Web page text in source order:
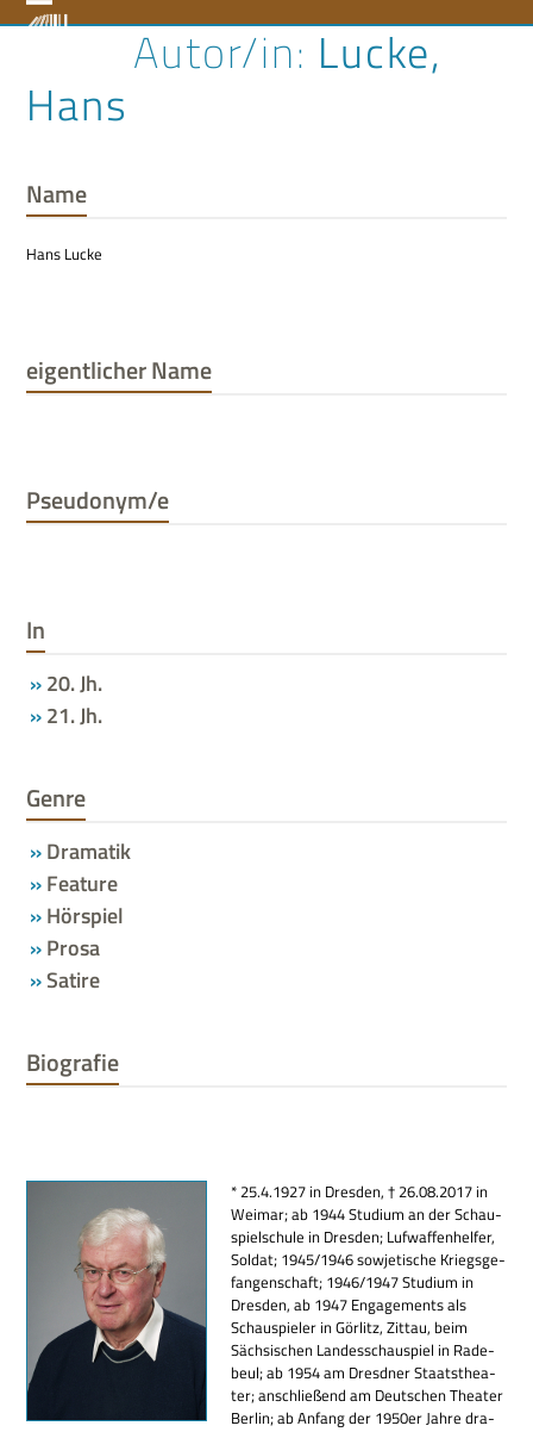
to Open
menu
Close
menu
Lucke,
Hans
Name
Hans Lucke
eigentlicher Name
Pseudonym/e
In
20. Jh.
21. Jh.
Genre
Dramatik
Feature
Hörspiel
Prosa
Satire
Biografie
* 25.4.1927 in Dres­den, † 26.08.2017 in
Wei­mar; ab 1944 Stu­dium an der Schau­
spiel­schule in Dres­den; Luf­waf­fen­hel­fer,
Sol­dat; 1945/1946 sowje­ti­sche Kriegs­ge­
fan­gen­schaft; 1946/1947 Stu­dium in
Dres­den, ab 1947 Enga­ge­ments als
Schau­spie­ler in Gör­litz, Zit­tau, beim
Säch­si­schen Lan­des­schau­spiel in Rade­
beul; ab 1954 am Dresd­ner Staats­thea­
ter; anschlie­ßend am Deut­schen Thea­ter
Ber­lin; ab Anfang der 1950erJahre dra­